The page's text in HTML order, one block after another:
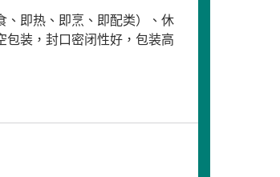
、即热、即烹、即配类）、休
包装，封口密闭性好，包装高